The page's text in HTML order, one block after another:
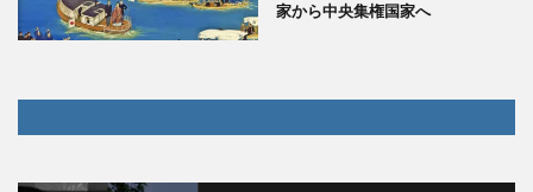
家から中央集権国家へ